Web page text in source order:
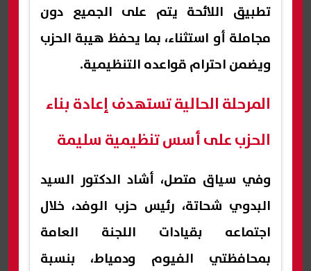
تطبيق اللائحة يتم على الجميع دون
مجاملة أو استثناء، بما يحفظ هيبة الحزب
ويضمن احترام قواعده التنظيمية.
المرحلة الحالية تستهدف إعادة بناء
الحزب على أسس تنظيمية سليمة
وفي سياق متصل، أشاد الدكتور السيد
البدوي شحاتة، رئيس حزب الوفد، خلال
اجتماعه بقيادات اللجنة العامة
بمحافظتي الفيوم ودمياط، بنسبة